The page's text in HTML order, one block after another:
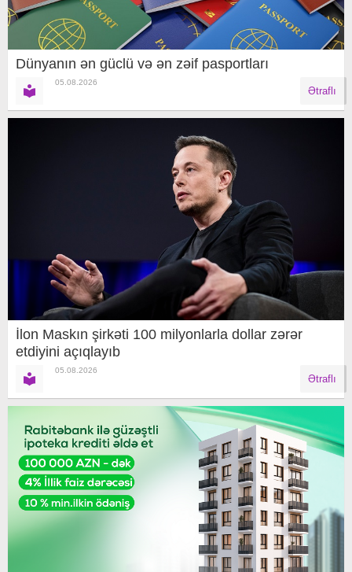
Dünyanın ən güclü və ən zəif pasportları
05.08.2026
Ətraflı
İlon Maskın şirkəti 100 milyonlarla dollar zərər
etdiyini açıqlayıb
05.08.2026
Ətraflı